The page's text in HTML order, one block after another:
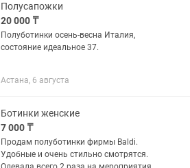
Полусапожки
20 000 ₸
Полуботинки осень-весна Италия,
состояние идеальное 37.
Астана, 6 августа
Ботинки женские
7 000 ₸
Продам полуботинки фирмы Baldi.
Удобные и очень стильно смотрятся.